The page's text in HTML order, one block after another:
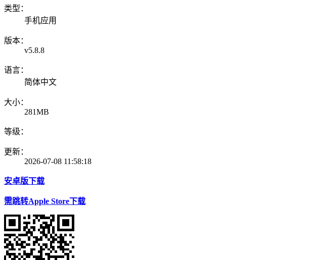
类型：
手机应用
版本：
v5.8.8
语言：
简体中文
大小：
281MB
等级：
更新：
2026-07-08 11:58:18
安卓版下载
需跳转Apple Store下载